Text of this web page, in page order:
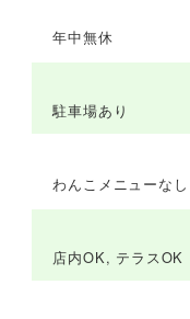
年中無休
駐車場あり
わんこメニューなし
店内OK, テラスOK